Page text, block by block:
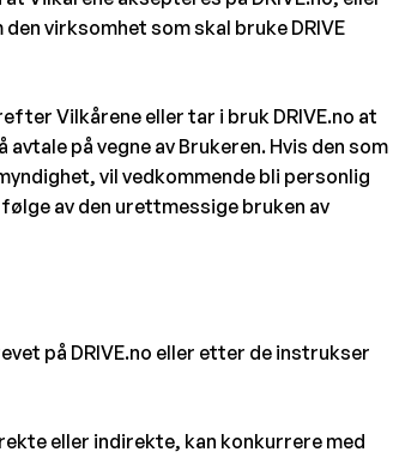
virksomhet som skal bruke DRIVE
Vilkårene eller tar i bruk DRIVE.no at
på vegne av Brukeren. Hvis den som
vil vedkommende bli personlig
av den urettmessige bruken av
på DRIVE.no eller etter de instrukser
eller indirekte, kan konkurrere med